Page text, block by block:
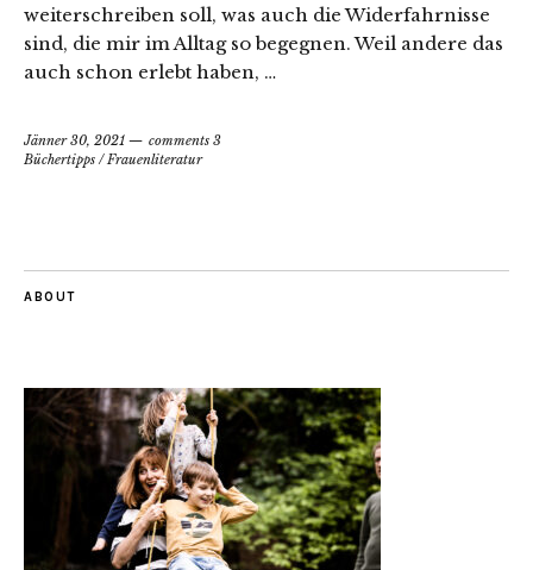
weiterschreiben soll, was auch die Widerfahrnisse
sind, die mir im Alltag so begegnen. Weil andere das
auch schon erlebt haben, …
Jänner 30, 2021
comments 3
Büchertipps /Frauenliteratur
ABOUT